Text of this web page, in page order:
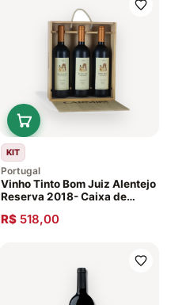
KIT
Portugal
Vinho Tinto Bom Juiz Alentejo
Reserva 2018- Caixa de
R$ 518,00